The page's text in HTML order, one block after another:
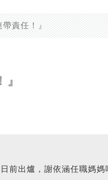
帶責任！』
出爐，謝依涵任職媽媽